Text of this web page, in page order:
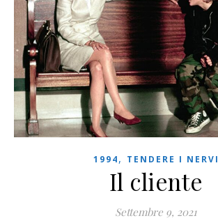
1994, TENDERE I NERVI
Il cliente
Settembre 9, 2021